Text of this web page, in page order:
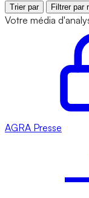
Trier par Filtrer par
Votre média
AGRA Presse